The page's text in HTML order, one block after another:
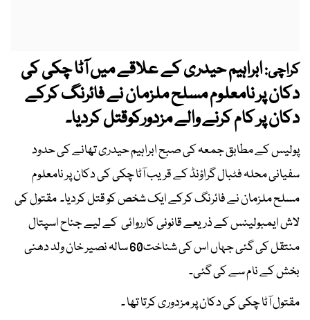
کراچی:ابراہیم حیدری کے علاقے میں آٹا چکی کی
دکان پر نامعلوم مسلح ملزمان نے فائرنگ کرکے
دکان پر کام کرنے والے مزدورکوقتل کردیا۔
پولیس کے مطابق جمعہ کی صبح ابراہیم حیدری تھانے کی حدود
سفیانی محلہ فٹبال گراؤنڈ کے قریب آٹا چکی کی دکان پر نامعلوم
مسلح ملزمان نے فائرنگ کرکے ایک شخص کو قتل کردیا۔ مقتول کی
لاش ایمبولینس کے ذریعے قانونی کارروائی کے لیے جناح اسپتال
منتقل کی گئی جہاں اس کی شناخت60 سالہ نصیر خان ولد دھنی
بخش کے نام سے کی گئی۔
مقتول آٹا چکی کی دکان پر مزدوری کرتا تھا ۔